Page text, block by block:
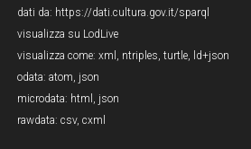
dati da: https://dati.cultura.gov.it/sparql
visualizza su LodLive
visualizza come: xml , ntriples, turtle, ld+json
odata: atom, json
microdata: html , json
rawdata: csv, cxml